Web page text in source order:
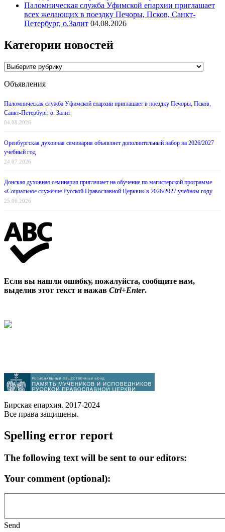
Паломническая служба Уфимской епархии приглашает
всех желающих в поездку Печоры, Псков, Санкт-
Петербург, о.Залит 04.08.2026
Категории новостей
Категории
Объявления
Паломническая служба Уфимской епархии приглашает в поездку Печоры, Псков,
Санкт-Петербург, о. Залит
04.08.2026
Оренбургская духовная семинария объявляет дополнительный набор на 2026/2027
учебный год
24.07.2026
Донская духовная семинария приглашает на обучение по магистерской программе
«Социальное служение Русской Православной Церкви» в 2026/2027 учебном году
25.06.2026
Если вы нашли ошибку, пожалуйста, сообщите нам,
выделив этот текст и нажав Ctrl+Enter.
Бирская епархия. 2017-2024
Все права защищены.
Spelling error report
The following text will be sent to our editors:
Your comment (optional):
Send